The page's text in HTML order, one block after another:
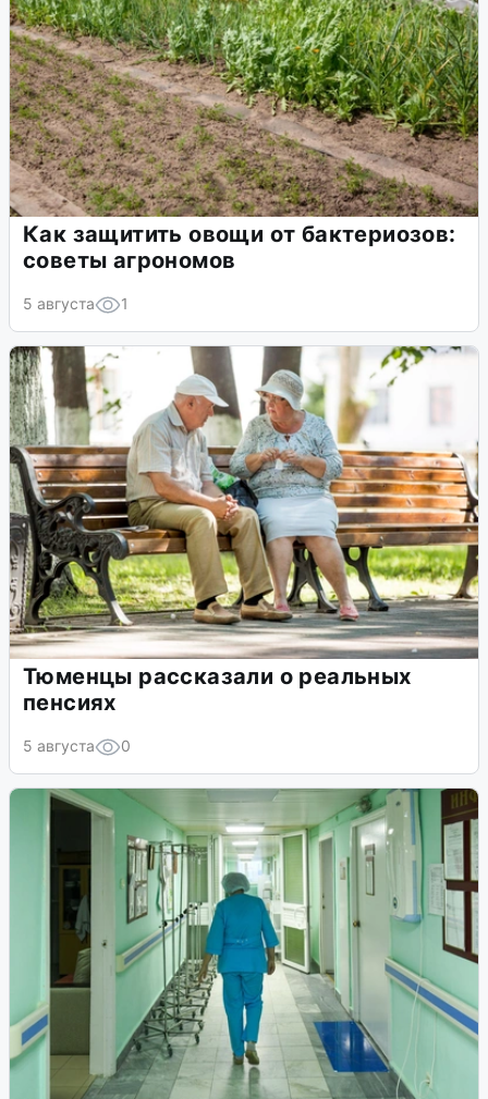
Как защитить овощи от бактериозов:
советы агрономов
5 августа 1
Тюменцы рассказали о реальных
пенсиях
5 августа 0